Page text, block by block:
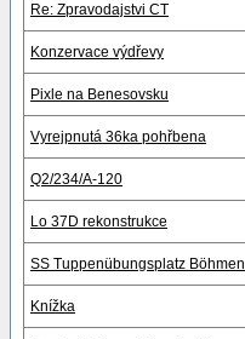
Re: Zpravodajstvi CT
Konzervace výdřevy
Pixle na Benesovsku
Vyrejpnutá 36ka pohřbena
Q2/234/A-120
Lo 37D rekonstrukce
SS Tuppenübungsplatz Böhmen
Knížka